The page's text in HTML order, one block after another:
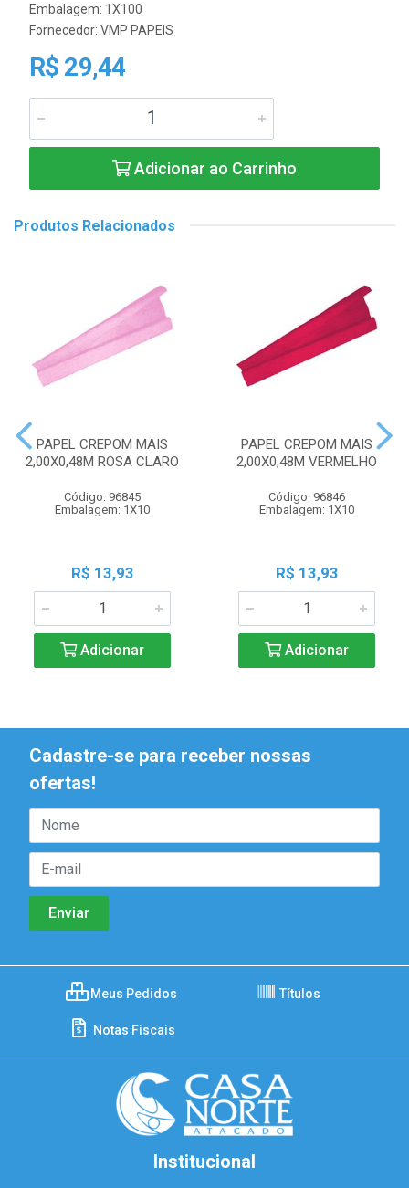
Embalagem: 1X100
Fornecedor: VMP PAPEIS
R$ 29,44
Adicionar ao Carrinho
Produtos Relacionados
PAPEL CREPOM MAIS
2,00X0,48M ROSA CLARO
Código: 96845
Embalagem: 1X10
R$ 13,93
Adicionar
PAPEL CREPOM MAIS
2,00X0,48M VERMELHO
Código: 96846
Embalagem: 1X10
R$ 13,93
Adicionar
Cadastre-se para receber nossas
ofertas!
Meus Pedidos Títulos
Notas Fiscais
Institucional